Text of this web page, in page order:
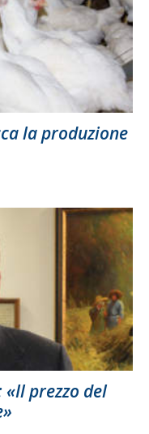
la produzione
prezzo del